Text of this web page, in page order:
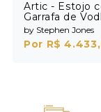
Artic - Estojo
Garrafa de
Shots
by Stephen Jones
Por R$